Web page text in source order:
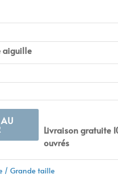
€
€
aiguille
Livraison gratuite
ouvrés
/ Grande taille